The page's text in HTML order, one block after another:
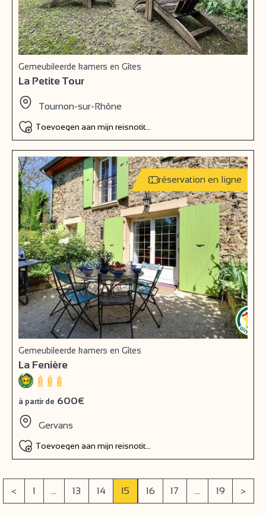
Gemeubileerde kamers en Gîtes
La Petite Tour
Tournon-sur-Rhône
Toevoegen aan mijn reisnotitieboek
réservation en ligne
Gemeubileerde kamers en Gîtes
La Fenière
à partir de 600€
Gervans
Toevoegen aan mijn reisnotitieboek
< 1 ... 13 14 15 16 17 ... 19 >